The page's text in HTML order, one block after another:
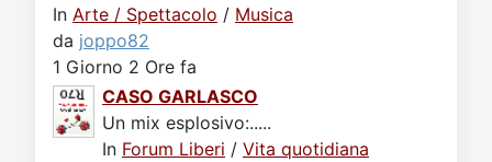
In Arte / Spettacolo / Musica
da joppo82
1 Giorno 2 Ore fa
CASO GARLASCO
Un mix esplosivo:.....
In Forum Liberi / Vita quotidiana